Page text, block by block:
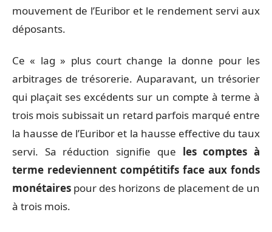
mouvement de l’Euribor et le rendement servi aux
déposants.
Ce « lag » plus court change la donne pour les
arbitrages de trésorerie. Auparavant, un trésorier
qui plaçait ses excédents sur un compte à terme à
trois mois subissait un retard parfois marqué entre
la hausse de l’Euribor et la hausse effective du taux
servi. Sa réduction signifie que les comptes à
terme redeviennent compétitifs face aux fonds
monétaires pour des horizons de placement de un
à trois mois.